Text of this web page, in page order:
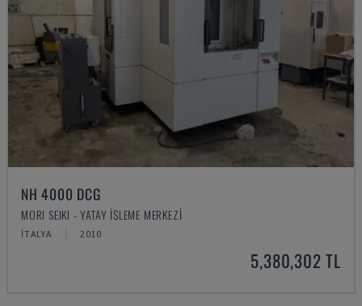
NH 4000 DCG
MORI SEIKI - YATAY İŞLEME MERKEZI
İTALYA 2010
5,380,302 TL